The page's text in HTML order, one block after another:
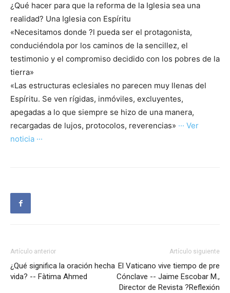
¿Qué hacer para que la reforma de la Iglesia sea una
realidad? Una Iglesia con Espíritu
«Necesitamos donde ?l pueda ser el protagonista,
conduciéndola por los caminos de la sencillez, el
testimonio y el compromiso decidido con los pobres de la
tierra»
«Las estructuras eclesiales no parecen muy llenas del
Espíritu. Se ven rígidas, inmóviles, excluyentes,
apegadas a lo que siempre se hizo de una manera,
recargadas de lujos, protocolos, reverencias» ··· Ver
noticia ···
Artículo anterior
¿Qué significa la oración hecha
vida? -- Fàtima Ahmed
Artículo siguiente
El Vaticano vive tiempo de pre
Cónclave -- Jaime Escobar M.,
Director de Revista ?Reflexión